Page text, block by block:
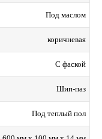
Под маслом
коричневая
С фаской
Шип-паз
Под теплый пол